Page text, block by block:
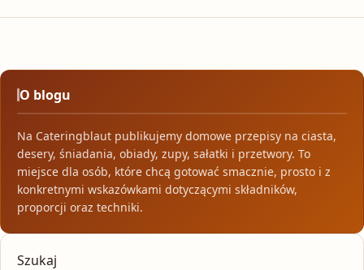
O blogu
Na Cateringblaut publikujemy domowe przepisy na ciasta,
desery, śniadania, obiady, zupy, sałatki i przetwory. To
miejsce dla osób, które chcą gotować smacznie, prosto i z
konkretnymi wskazówkami dotyczącymi składników,
proporcji oraz techniki.
Szukaj